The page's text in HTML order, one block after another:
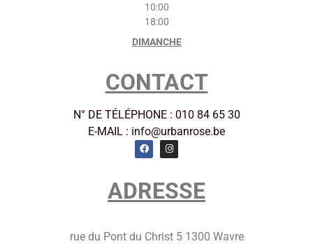
10:00
18:00
DIMANCHE
CONTACT
N° DE TÉLÉPHONE : 010 84 65 30
E-MAIL : info@urbanrose.be
ADRESSE
rue du Pont du Christ 5 1300 Wavre